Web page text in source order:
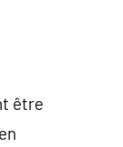
être